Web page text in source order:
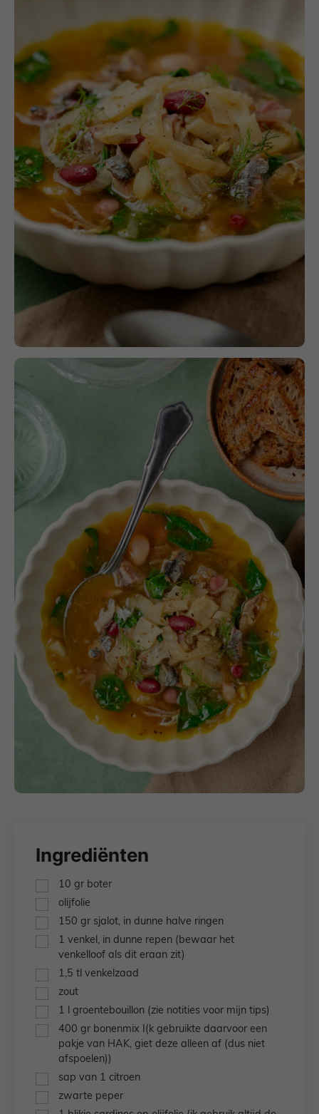
Ingrediënten
▢10 gr boter
▢
olijfolie
▢150 gr sjalot, in dunne halve ringen
▢1 venkel, in dunne repen (bewaar het
venkelloof als dit eraan zit)
▢1,5 tl venkelzaad
▢
zout
▢1 l groentebouillon (zie notities voor mijn tips)
▢
400 gr bonenmix I(k gebruikte daarvoor een
pakje van HAK, giet deze alleen af (dus niet
afspoelen))
▢
sap van 1 citroen
▢
zwarte peper
▢